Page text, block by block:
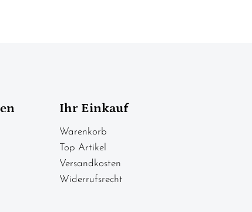
Ihr Einkauf
Warenkorb
Top Artikel
Versandkosten
Widerrufsrecht